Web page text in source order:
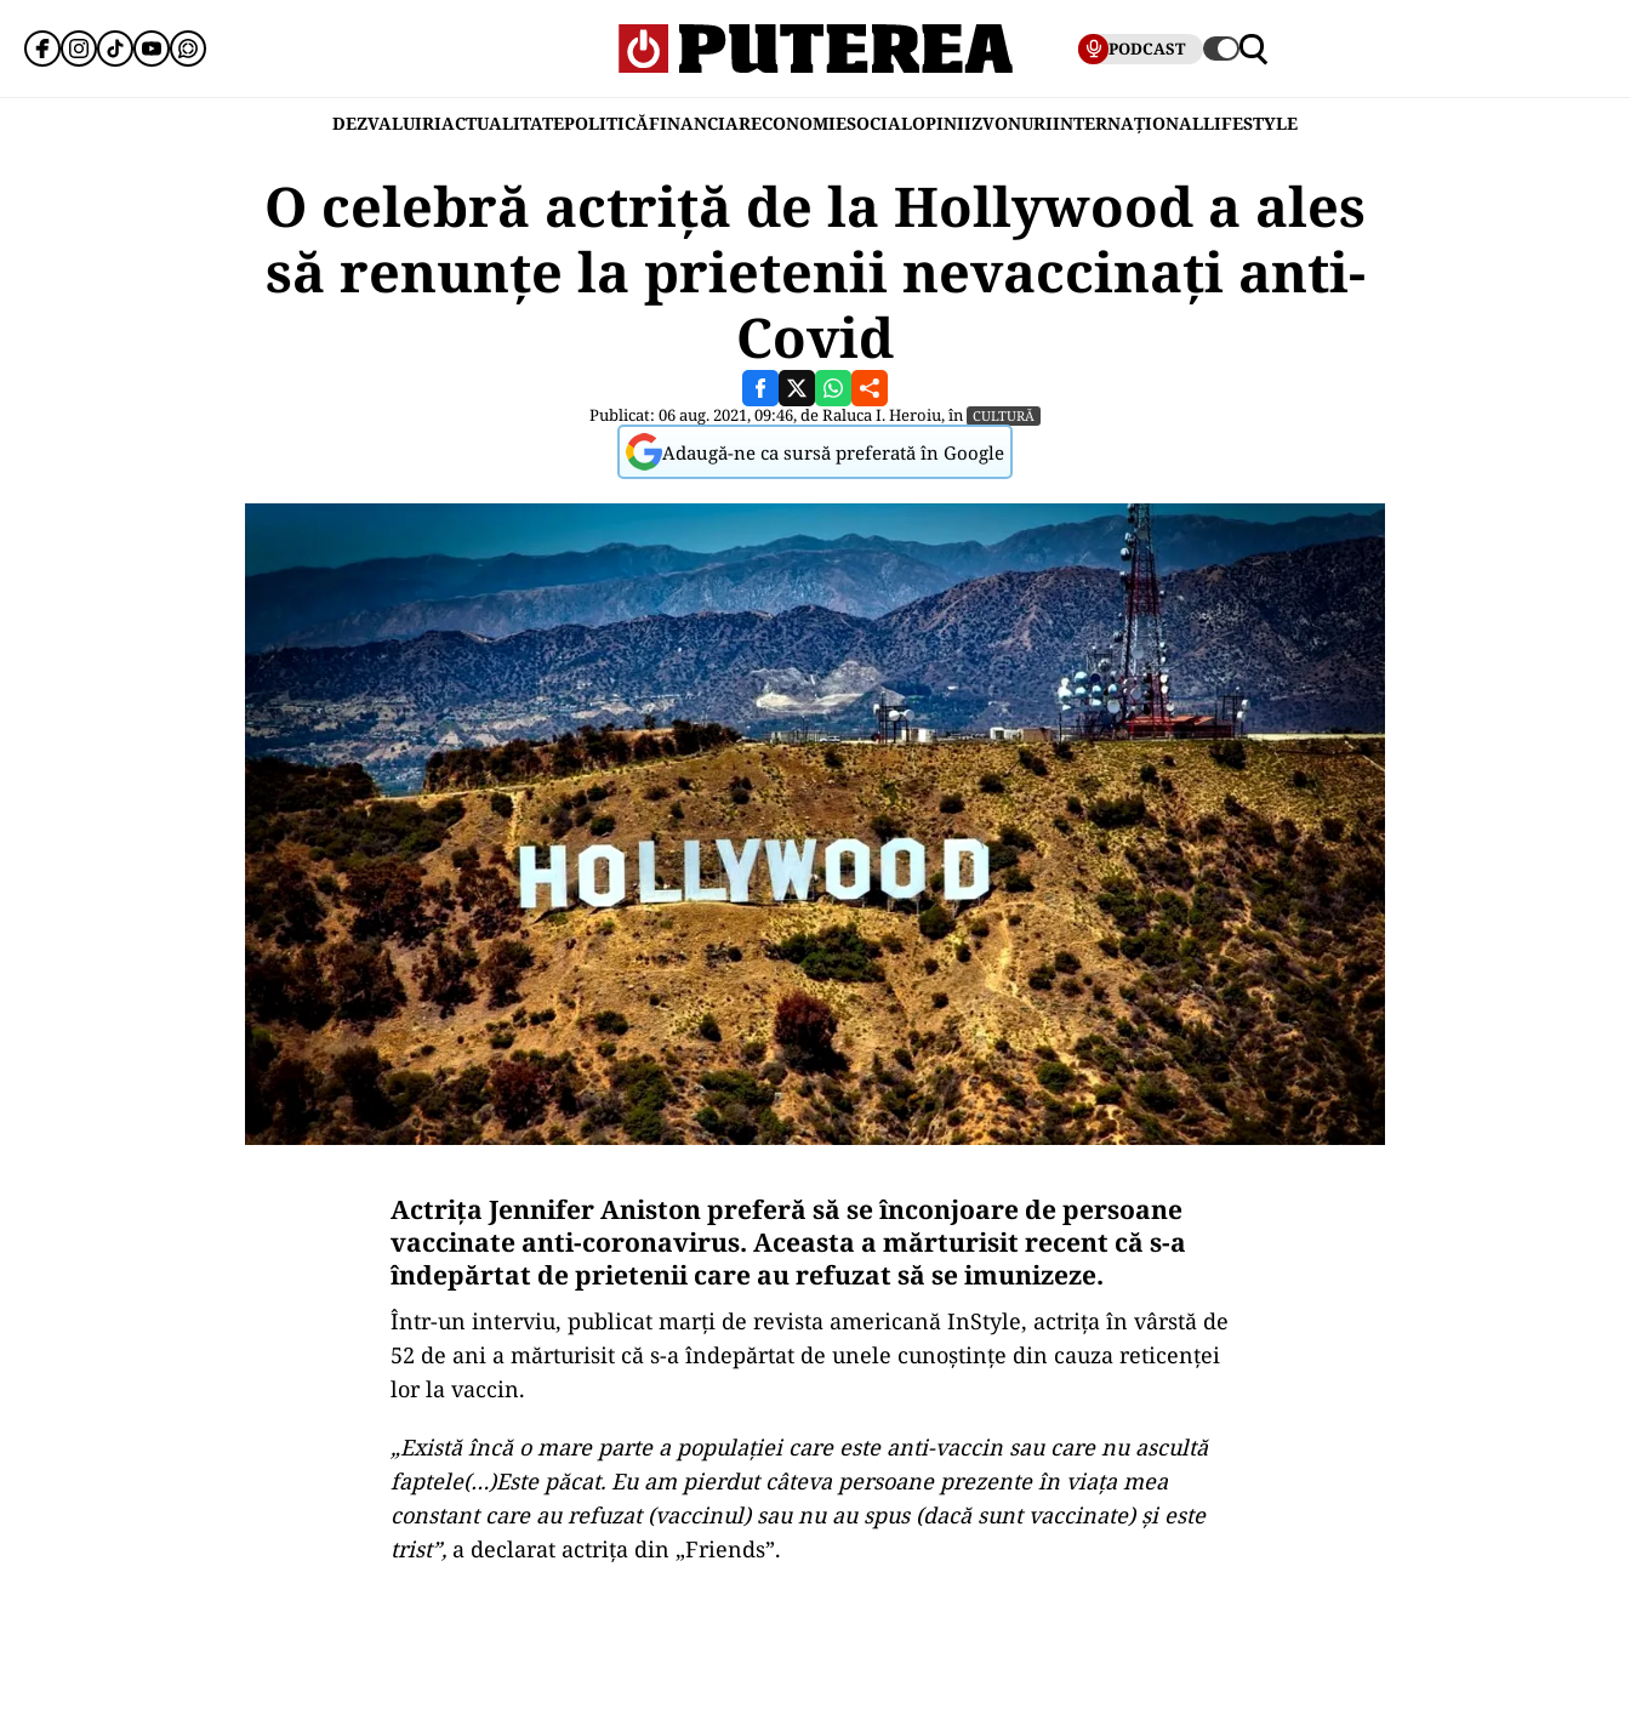
PODCAST
DEZVALUIRIACTUALITATEPOLITICĂFINANCIARECONOMIESOCIALOPINIIZVONURIINTERNAȚIONALLIFESTYLE
O celebră actriță de la Hollywood a ales
să renunțe la prietenii nevaccinați anti-
Covid
Publicat: 06 aug. 2021, 09:46, deRaluca I. Heroiu, în CULTURĂ
Adaugă-ne ca sursă preferată în Google
Actriţa Jennifer Aniston preferă să se înconjoare de persoane
vaccinate anti-coronavirus. Aceasta a mărturisit recent că s-a
îndepărtat de prietenii care au refuzat să se imunizeze.
Într-un interviu, publicat marţi de revista americană InStyle, actriţa în vârstă de
52 de ani a mărturisit că s-a îndepărtat de unele cunoştinţe din cauza reticenţei
lor la vaccin.
„Există încă o mare parte a populaţiei care este anti-vaccin sau care nu ascultă
faptele(…)Este păcat. Eu am pierdut câteva persoane prezente în viaţa mea
constant care au refuzat (vaccinul) sau nu au spus (dacă sunt vaccinate) şi este
trist”, a declarat actriţa din „Friends”.